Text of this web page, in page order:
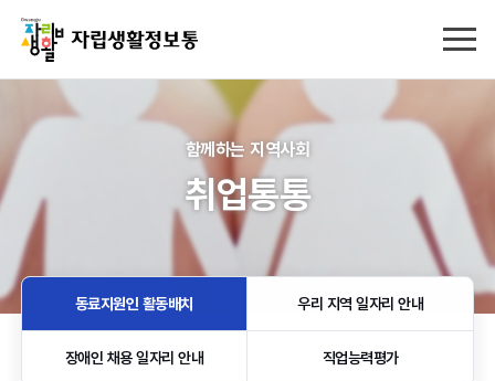
함께하는 지역사회
취업통통
동료지원인 활동배치 우리 지역 일자리 안내
장애인 채용 일자리 안내 직업능력평가